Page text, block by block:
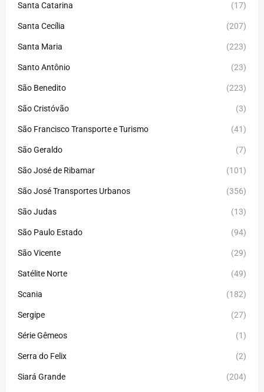
Santa Catarina (17)
Santa Cecília (207)
Santa Maria (223)
Santo Antônio (23)
São Benedito (223)
São Cristóvão (3)
São Francisco Transporte e Turismo (41)
São Geraldo (7)
São José de Ribamar (101)
São José Transportes Urbanos (356)
São Judas (13)
São Paulo Estado (94)
São Vicente (29)
Satélite Norte (49)
Scania (182)
Sergipe (27)
Série Gêmeos (1)
Serra do Felix (2)
Siará Grande (204)